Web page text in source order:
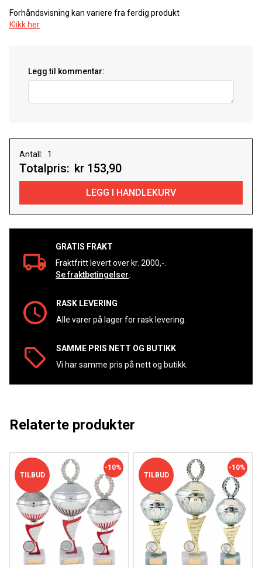
Forhåndsvisning kan variere fra ferdig produkt
Klikk her
Legg til kommentar:
Antall:
Totalpris: kr 153,90
GRATIS FRAKT
Fraktfritt levert over kr. 2000,-.
Se fraktbetingelser
RASK LEVERING
Alle varer på lager for rask levering.
SAMME PRIS NETT OG BUTIKK
Vi har samme pris på nett og butikk.
Relaterte produkter
TILBUD
-10%
TILBUD
-10%